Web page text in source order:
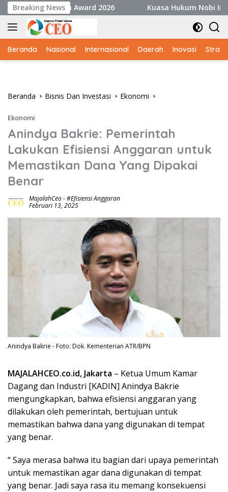
Langsung
ke
konten
Breaking News
Award 2026 Kuasa Hukum Nobi Irawan: Acte
Beranda Nasional Internasional Daerah Inovasi
Beranda Bisnis Dan Investasi Ekonomi
Ekonomi
Anindya Bakrie: Pemerintah
Lakukan Efisiensi Anggaran untuk
Memastikan Dana Yang Dipakai
Benar
MajalahCeo-#Efisiensi Anggaran
Februari 13, 2025
Anindya Bakrie - Foto: Dok. Kementerian ATR/BPN
MAJALAHCEO.co.id, Jakarta – Ketua Umum Kamar
Dagang dan Industri [KADIN] Anindya Bakrie
mengungkapkan, bahwa efisiensi anggaran yang
dilakukan oleh pemerintah, bertujuan untuk
memastikan bahwa dana yang digunakan di tempat
yang benar.
“ Saya merasa bahwa itu bagian dari upaya pemerintah
untuk memastikan agar dana digunakan di tempat
yang benar. Jadi saya rasa itu memang konsekuensi